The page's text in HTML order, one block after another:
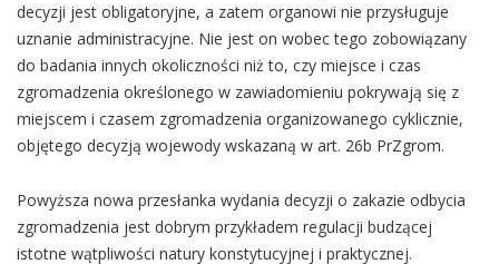
decyzji jest obligatoryjne, a zatem organowi nie przysługuje
uznanie administracyjne. Nie jest on wobec tego zobowiązany
do badania innych okoliczności niż to, czy miejsce i czas
zgromadzenia określonego w zawiadomieniu pokrywają się z
miejscem i czasem zgromadzenia organizowanego cyklicznie,
objętego decyzją wojewody wskazaną w art. 26b PrZgrom.
Powyższa nowa przesłanka wydania decyzji o zakazie odbycia
zgromadzenia jest dobrym przykładem regulacji budzącej
istotne wątpliwości natury konstytucyjnej i praktycznej.